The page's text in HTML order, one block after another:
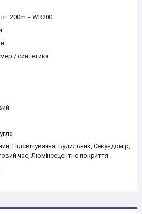
200m = WR200
/ синтетика
Підсвічування, Будильник, Секундомір,
час, Люмінесцентне покриття